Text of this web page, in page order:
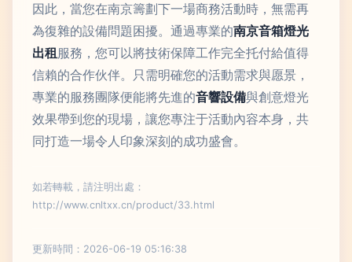
因此，當您在南京籌劃下一場商務活動時，無需再
為復雜的設備問題困擾。通過專業的南京音箱燈光
出租服務，您可以將技術保障工作完全托付給值得
信賴的合作伙伴。只需明確您的活動需求與愿景，
專業的服務團隊便能將先進的音響設備與創意燈光
效果帶到您的現場，讓您專注于活動內容本身，共
同打造一場令人印象深刻的成功盛會。
如若轉載，請注明出處：
http://www.cnltxx.cn/product/33.html
更新時間：2026-06-19 05:16:38